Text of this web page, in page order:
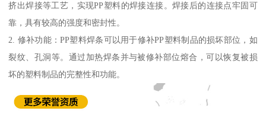
挤出焊接等工艺，实现PP塑料的焊接连接。焊接后的连接点牢固可
靠，具有较高的强度和密封性。
2. 修补功能：PP塑料焊条可以用于修补PP塑料制品的损坏部位，如
裂纹、孔洞等。通过加热焊条并与被修补部位熔合，可以恢复被损
坏的塑料制品的完整性和功能。